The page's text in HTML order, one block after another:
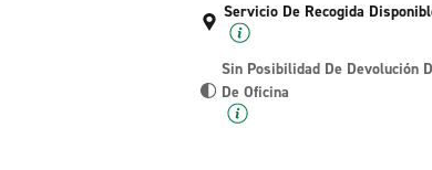
Servicio De Recogida
Sin Posibilidad De Devolución
De Oficina